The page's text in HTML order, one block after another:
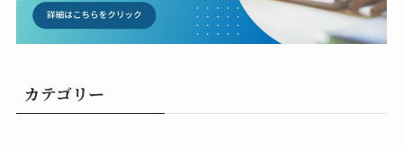
カテゴリー